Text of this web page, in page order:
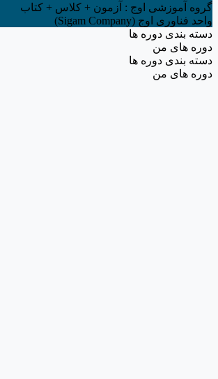
گروه آموزشی اوج : آزمون + کلاس + کتاب
واحد فناوری اوج (Sigam Company)
دسته بندی دوره ها
دوره های من
دسته بندی دوره ها
دوره های من